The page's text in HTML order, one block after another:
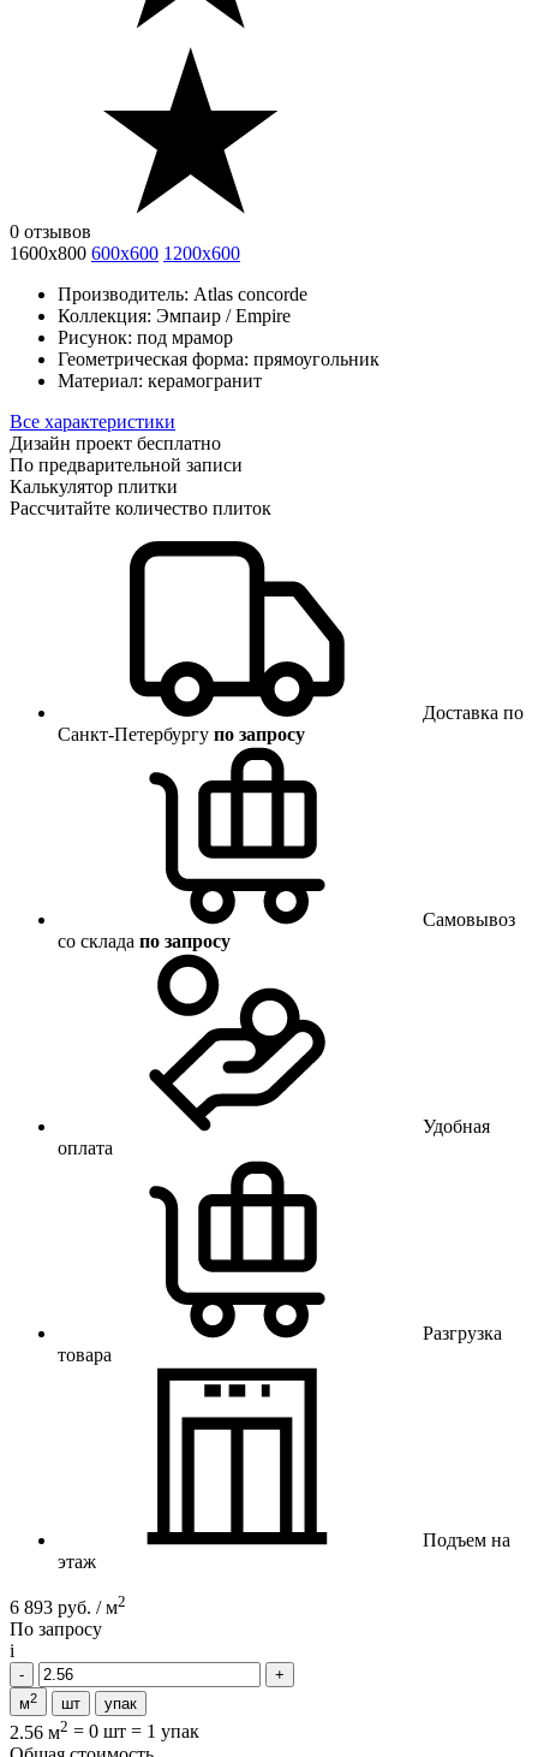
0 отзывов
1600x800 600x600 1200x600
Производитель: Atlas concorde
Коллекция: Эмпаир / Empire
Рисунок: под мрамор
Геометрическая форма: прямоугольник
Материал: керамогранит
Все характеристики
Дизайн проект бесплатно
По предварительной записи
Калькулятор плитки
Рассчитайте количество плиток
Доставка по
Санкт-Петербургу по запросу
Самовывоз
со склада по запросу
Удобная
оплата
Разгрузка
товара
Подъем на
этаж
6 893 руб. / м2
По запросу
i
м2 шт упак
2.56 м2 = 0 шт = 1 упак